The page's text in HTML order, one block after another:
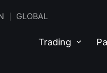
GLOBAL
Trading